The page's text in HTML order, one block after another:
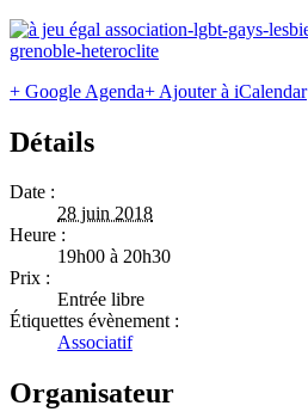
+ Google Agenda+ Ajouter à iCalendar
Détails
Date :
28 juin 2018
Heure :
19h00 à 20h30
Prix :
Entrée libre
Étiquettes évènement :
Associatif
Organisateur